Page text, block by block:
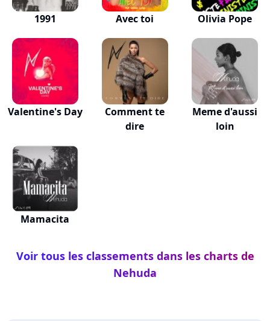
1991 Avec toi Olivia Pope
Valentine's Day
Comment te
dire
Meme d'aussi
loin
Mamacita
Voir tous les classements dans les charts de
Nehuda